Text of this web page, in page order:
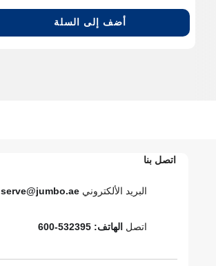
أضف إلى السلة
اتصل بنا
البريد الألكتروني serve@jumbo.ae
اتصلالهاتف: 532395-600